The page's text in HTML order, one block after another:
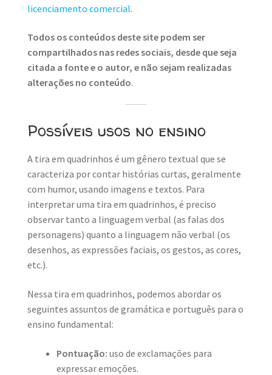
licenciamento comercial.
Todos os conteúdos deste site podem ser
compartilhados nas redes sociais, desde que seja
citada a fonte e o autor, e não sejam realizadas
alterações no conteúdo.
Possíveis usos no ensino
A tira em quadrinhos é um gênero textual que se
caracteriza por contar histórias curtas, geralmente
com humor, usando imagens e textos. Para
interpretar uma tira em quadrinhos, é preciso
observar tanto a linguagem verbal (as falas dos
personagens) quanto a linguagem não verbal (os
desenhos, as expressões faciais, os gestos, as cores,
etc.).
Nessa tira em quadrinhos, podemos abordar os
seguintes assuntos de gramática e português para o
ensino fundamental:
Pontuação: uso de exclamações para
expressar emoções.